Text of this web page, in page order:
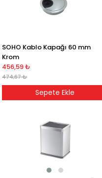
SOHO Kablo Kapağı 60 mm
Krom
456,59 ₺
474,67 ₺
Sepete Ekle